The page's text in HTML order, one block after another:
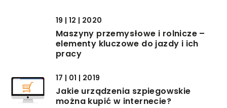
19 | 12 | 2020
Maszyny przemysłowe i rolnicze –
elementy kluczowe do jazdy i ich
pracy
17 | 01 | 2019
Jakie urządzenia szpiegowskie
można kupić w internecie?